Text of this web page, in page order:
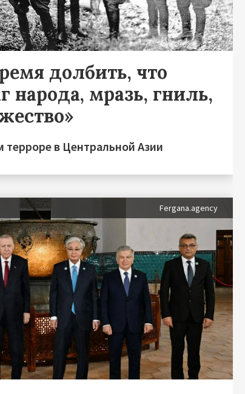
долбить, что
народа, мразь, гниль,
в Центральной Азии
Fergana.agency